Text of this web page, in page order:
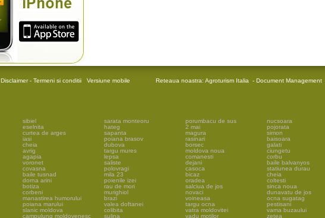
Disclaimer - Termeni si conditii Versiune mobile Reteaua noastra: Agroturism Italia - Document Management
sibiel
eselnita
curtea de arges
iasi
cheia
avrig
agapia
voronet
covasna
baile tusnad
dorna arini
botiza
corbeni
manastirea humorului
poiana marului
slanic moldova
campulung moldovenesc
sarata monteoru
hateg
sapanta
poiana brasov
dubova
targu mures
lepsa
saliste
polovragi
mila 23
poienile izei
rau de mori
murighiol
brazi
valea doftanei
colibita
sulina
porumbacu de sus
2 mai
magura
rasinari
borsec
moldova noua
comanesti
dejani
casoca
bicaz
oradea
salciua de jos
novaci
voineasa
targu ocna
vatra moldovitei
vadu motilor
nucsoara
pojorata
simon
baisoara
galati
ciungetu
corbu
baile balvanyos
statiunea durau
cheia
coltesti
sinca noua
dunavatu de jos
ocna sugatag
pestisani
vama buzaului
zetea